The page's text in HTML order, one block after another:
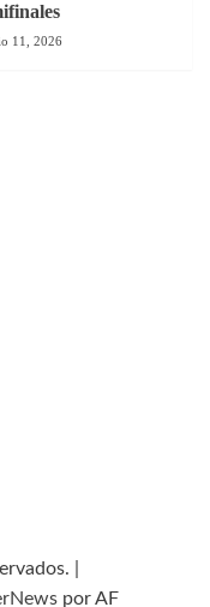
11, 2026
|
por AF